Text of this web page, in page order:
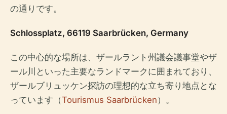
の通りです。
Schlossplatz, 66119 Saarbrücken, Germany
この中心的な場所は、ザールラント州議会議事堂やザ
ール川といった主要なランドマークに囲まれており、
ザールブリュッケン探訪の理想的な立ち寄り地点とな
っています（Tourismus Saarbrücken）。